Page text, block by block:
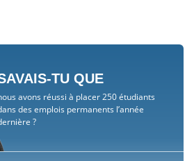
TU QUE
avons réussi à placer 250 étudiants
des emplois permanents l’année
?